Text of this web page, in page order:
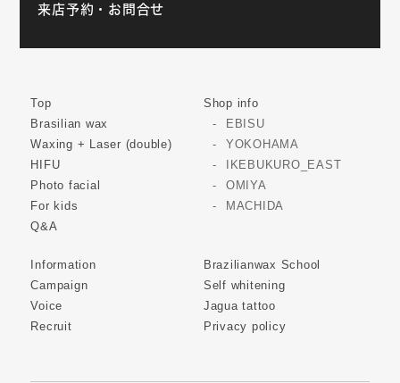
来店予約・お問合せ
Top
Brasilian wax
Waxing + Laser (double)
HIFU
Photo facial
For kids
Q&A
Shop info
EBISU
YOKOHAMA
IKEBUKURO_EAST
OMIYA
MACHIDA
Information
Campaign
Voice
Recruit
Brazilianwax School
Self whitening
Jagua tattoo
Privacy policy